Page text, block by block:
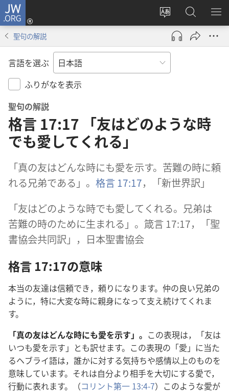
JW.ORG
サ
イ
ト
の
言
え
る
ロ
グ
ン
し
で
開
JW.ORG
の
検
メ
を
聖句の解説
言語を選ぶ
ふりがなを表示
聖句の解説
格言 17:17 「友はどのような時
でも愛してくれる」
「真の友はどんな時にも愛を示す。 苦難の時に頼
れる兄弟である」。 格言17:17，「新世界訳 」
「友はどのような時でも愛してくれる。 兄弟は
苦難の時のために生まれる」。 箴言 17:17，「聖
書協会共同訳 」， 日本聖書協会
格言 17:17の意味
本当の友達は信頼でき， 頼りになります。 仲の良い兄弟の
ように， 特に大変な時に親身になって支え続けてくれま
す。
「真の友はどんな時にも愛を示す」。 この表現は，「友は
いつも愛を示す」とも訳せます。この表現の「愛 」に当た
るヘブライ語は， 誰かに対する気持ちや感情以 上のものを
意味しています。それは自分より相手を大切にする愛で，
行動に表れます。（コリント第一 13:4-7）このような愛が